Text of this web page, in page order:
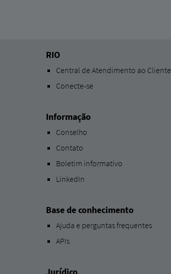
RIO
Central de Atendimento ao Cliente
Conecte-se
Informação
Conselho
Contato
Boletim informativo
LinkedIn
Base de conhecimento
Ajuda e perguntas frequentes
APIs